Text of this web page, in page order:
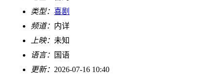
类型： 喜剧
频道： 内详
上映： 未知
语言：
国语
更新： 2026-07-16 10:40